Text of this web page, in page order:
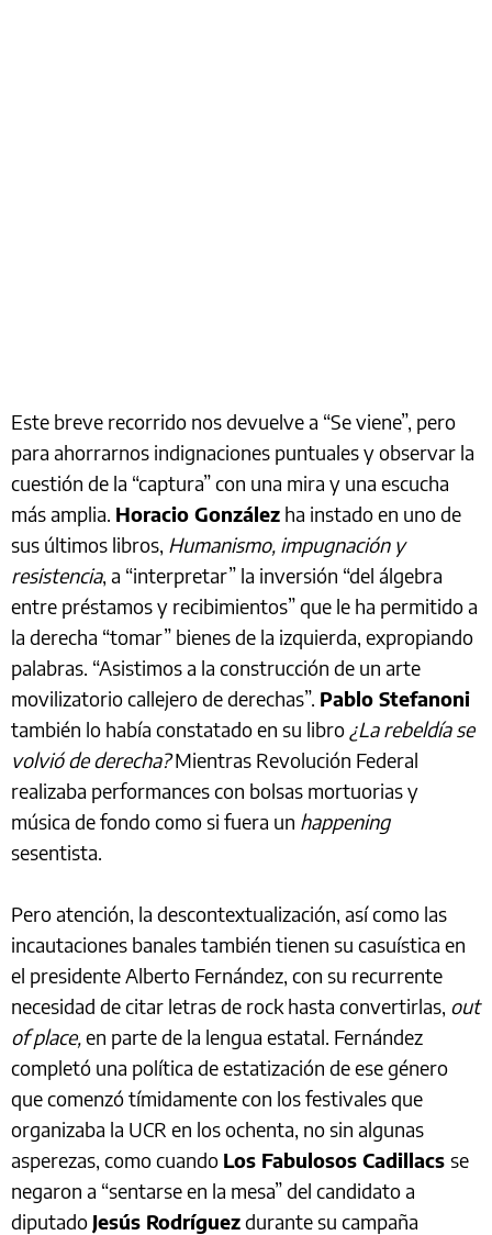
Este breve recorrido nos devuelve a “Se viene”, pero
para ahorrarnos indignaciones puntuales y observar la
cuestión de la “captura” con una mira y una escucha
más amplia. Horacio González ha instado en uno de
sus últimos libros, Humanismo, impugnación y
resistencia, a “interpretar” la inversión “del álgebra
entre préstamos y recibimientos” que le ha permitido a
la derecha “tomar” bienes de la izquierda, expropiando
palabras. “Asistimos a la construcción de un arte
movilizatorio callejero de derechas”. Pablo Stefanoni
también lo había constatado en su libro ¿La rebeldía se
volvió de derecha?Mientras Revolución Federal
realizaba performances con bolsas mortuorias y
música de fondo como si fuera un happening
sesentista.
Pero atención, la descontextualización, así como las
incautaciones banales también tienen su casuística en
el presidente Alberto Fernández, con su recurrente
necesidad de citar letras de rock hasta convertirlas, out
of place, en parte de la lengua estatal. Fernández
completó una política de estatización de ese género
que comenzó tímidamente con los festivales que
organizaba la UCR en los ochenta, no sin algunas
asperezas, como cuando Los Fabulosos Cadillacs se
negaron a “sentarse en la mesa” del candidato a
diputado Jesús Rodríguezdurante su campaña